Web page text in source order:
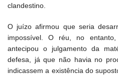
clandestino.
O juízo afirmou que seria
impossível. O réu, no
antecipou o julgamento da
defesa, já que não havia no
indicassem a existência do